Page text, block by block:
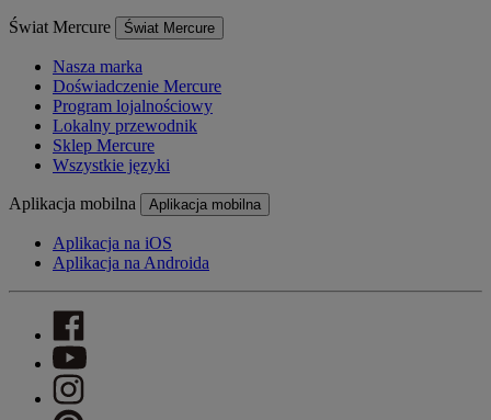
Świat Mercure Świat Mercure
Nasza marka
Doświadczenie Mercure
Program lojalnościowy
Lokalny przewodnik
Sklep Mercure
Wszystkie języki
Aplikacja mobilna Aplikacja mobilna
Aplikacja na iOS
Aplikacja na Androida